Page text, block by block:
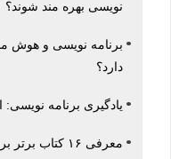
نویسی بهره مند شوند؟
برنامه نویسی و هوش
دارد؟
یادگیری برنامه
معرفی ۱۶ کتاب برتر برای یادگیری برنامه نویسی